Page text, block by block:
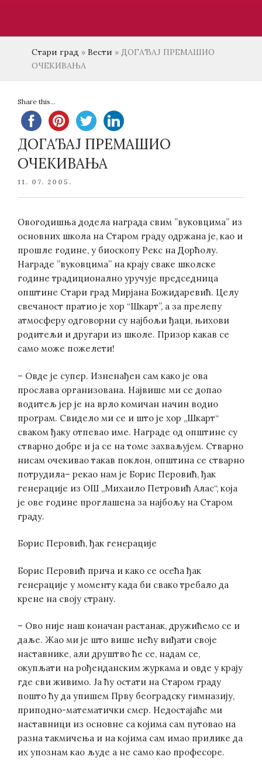
Стари град » Вести » ДОГАЂАЈ ПРЕМАШИО
ОЧЕКИВАЊА
Share this...
ДОГАЂАЈ ПРЕМАШИО
ОЧЕКИВАЊА
POSTED
11. 07. 2005.
Овогодишња додела награда свим ”вуковцима” из
основних школа на Старом граду одржана је, као и
прошле године, у биоскопу Рекс на Дорћолу.
Награде ”вуковцима” на крају сваке школске
године традиционално уручује председница
општине Стари град Мирјана Божидаревић. Целу
свечаност пратио је хор “Шкарт”, а за прелепу
атмосферу одговорни су најбољи ђаци, њихови
родитељи и другари из школе. Призор какав се
само може пожелети!
– Овде је супер. Изненађен сам како је ова
прослава организована. Највише ми се допао
водитељ јер је на врло комичан начин водио
програм. Свидело ми се и што је хор „Шкарт“
сваком ђаку отпевао име. Награде од општине су
стварно добре и ја се на томе захваљујем. Стварно
нисам очекивао такав поклон, општина се стварно
потрудила– рекао нам је Борис Перовић, ђак
генерације из ОШ „Михаило Петровић Алас“, која
је ове године проглашена за најбољу на Старом
граду.
Борис Перовић, ђак генерације
Борис Перовић прича и како се осећа ђак
генерације у моменту када би свако требало да
крене на своју страну.
– Ово није наш коначан растанак, дружићемо се и
даље. Жао ми је што више нећу виђати своје
наставнике, али друштво ће се, надам се,
окупљати на рођенданским журкама и овде у крају
где сви живимо. Ја ћу остати на Старом граду
пошто ћу да упишем Прву београдску гимназију,
приподно-математички смер. Недостајаће ми
наставници из основне са којима сам путовао на
разна такмичења и на којима сам имао прилике да
их упознам као људе а не само као професоре.